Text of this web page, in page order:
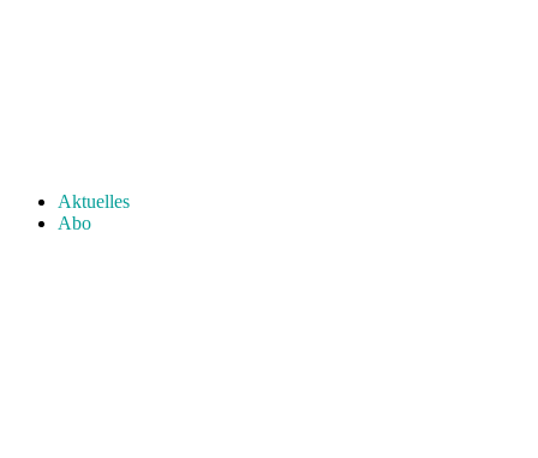
Aktuelles
Abo